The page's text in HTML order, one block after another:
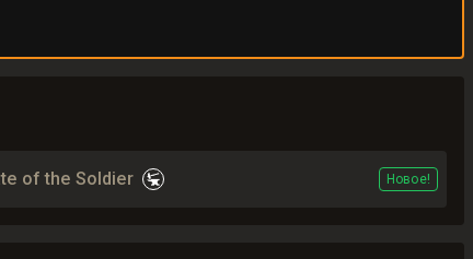
of the Soldier Новое!